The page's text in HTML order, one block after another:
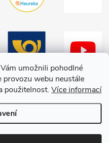
umožnili pohodlné
provozu webu neustále
použitelnost. Více informací